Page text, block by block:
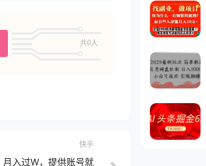
共0人
快手
入过W，提供账号就